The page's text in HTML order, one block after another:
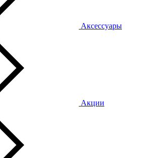
Аксессуары
Акции